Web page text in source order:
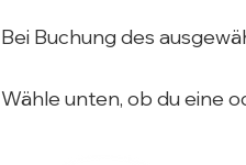
Bei Buchung des
Wähle unten, ob du eine